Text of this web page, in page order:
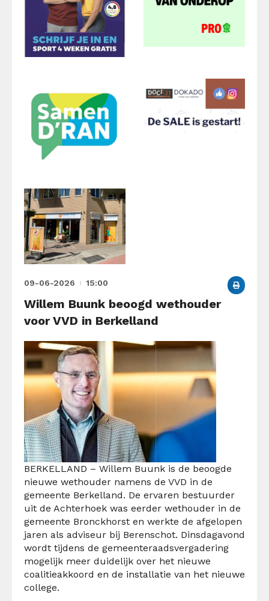
09-06-2026 15:00
Willem Buunk beoogd wethouder
voor VVD in Berkelland
BERKELLAND – Willem Buunk is de beoogde
nieuwe wethouder namens de VVD in de
gemeente Berkelland. De ervaren bestuurder
uit de Achterhoek was eerder wethouder in de
gemeente Bronckhorst en werkte de afgelopen
jaren als adviseur bij Berenschot. Dinsdagavond
wordt tijdens de gemeenteraadsvergadering
mogelijk meer duidelijk over het nieuwe
coalitieakkoord en de installatie van het nieuwe
college.